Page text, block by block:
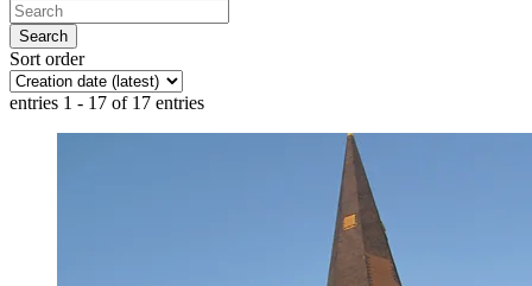
Sort order
entries 1 - 17 of 17 entries